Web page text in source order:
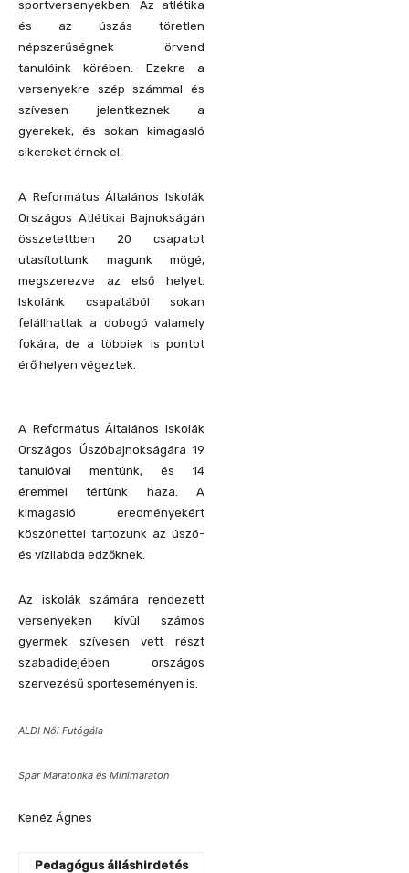
sportversenyekben. Az atlétika
és az úszás töretlen
népszerűségnek örvend
tanulóink körében. Ezekre a
versenyekre szép számmal és
szívesen jelentkeznek a
gyerekek, és sokan kimagasló
sikereket érnek el.
A Református Általános Iskolák
Országos Atlétikai Bajnokságán
összetettben 20 csapatot
utasítottunk magunk mögé,
megszerezve az első helyet.
Iskolánk csapatából sokan
felállhattak a dobogó valamely
fokára, de a többiek is pontot
érő helyen végeztek.
A Református Általános Iskolák
Országos Úszóbajnokságára 19
tanulóval mentünk, és 14
éremmel tértünk haza. A
kimagasló eredményekért
köszönettel tartozunk az úszó-
és vízilabda edzőknek.
Az iskolák számára rendezett
versenyeken kívül számos
gyermek szívesen vett részt
szabadidejében országos
szervezésű sporteseményen is.
ALDI Női Futógála
Spar Maratonka és Minimaraton
Kenéz Ágnes
Pedagógus álláshirdetés